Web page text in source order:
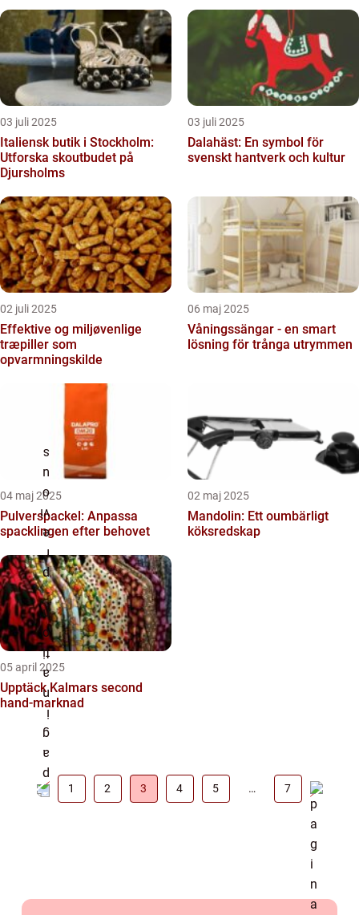
03 juli 2025
Italiensk butik i Stockholm:
Utforska skoutbudet på
Djursholms
03 juli 2025
Dalahäst: En symbol för
svenskt hantverk och kultur
02 juli 2025
Effektive og miljøvenlige
træpiller som
opvarmningskilde
06 maj 2025
Våningssängar - en smart
lösning för trånga utrymmen
04 maj 2025
Pulverspackel: Anpassa
spacklingen efter behovet
02 maj 2025
Mandolin: Ett oumbärligt
köksredskap
05 april 2025
Upptäck Kalmars second
hand-marknad
1 2 3 4 5 … 7